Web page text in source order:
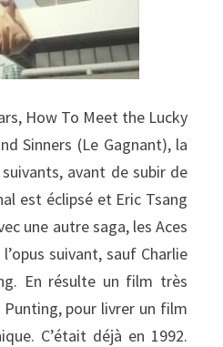
How To Meet the Lucky
Sinners (Le Gagnant), la
avant de subir de
est éclipsé et Eric Tsang
une autre saga, les Aces
suivant, sauf Charlie
En résulte un film très
pour livrer un film
C’était déjà en 1992.